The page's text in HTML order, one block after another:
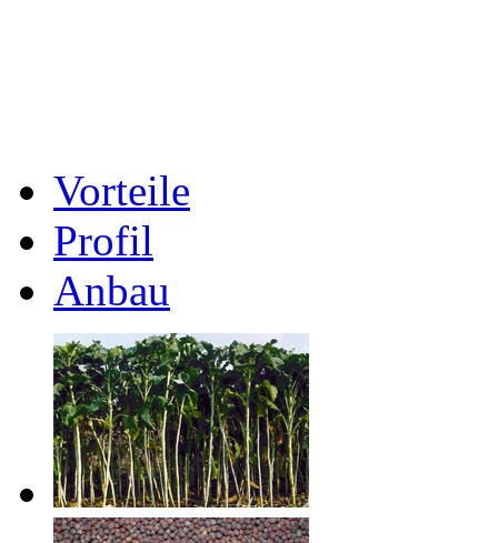
Vorteile
Profil
Anbau